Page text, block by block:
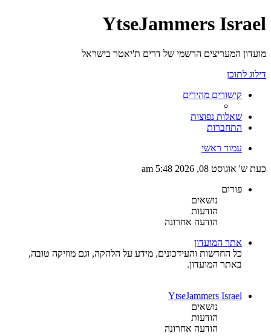
YtseJammers Israel
מועדון המעריצים הרשמי של דרים ת'יאטר בישראל
דילוג לתוכן
קישורים מהירים
שאלות נפוצות
התחברות
עמוד ראשי
כעת ש' אוגוסט 08, 2026 5:48 am
פורום
נושאים
הודעות
הודעה אחרונה
אתר המועדון
כל החדשות והעידכונים, מידע על הלהקה, וגם מוזיקה טובה,
באתר המועדון.
YtseJammers Israel
נושאים
הודעות
הודעה אחרונה